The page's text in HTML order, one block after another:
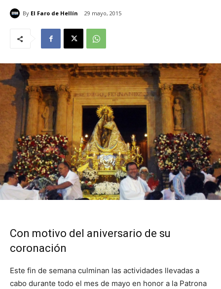
By El Faro de Hellín 29 mayo, 2015
Con motivo del aniversario de su
coronación
Este fin de semana culminan las actividades llevadas a
cabo durante todo el mes de mayo en honor a la Patrona